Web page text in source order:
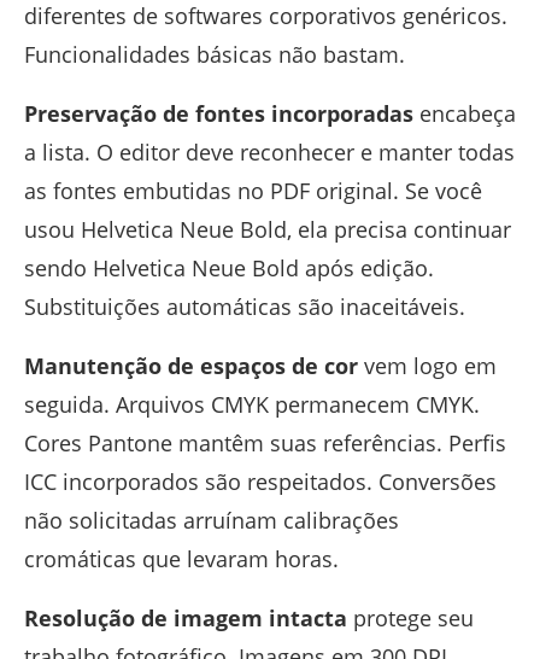
diferentes de softwares corporativos genéricos.
Funcionalidades básicas não bastam.
Preservação de fontes incorporadas encabeça
a lista. O editor deve reconhecer e manter todas
as fontes embutidas no PDF original. Se você
usou Helvetica Neue Bold, ela precisa continuar
sendo Helvetica Neue Bold após edição.
Substituições automáticas são inaceitáveis.
Manutenção de espaços de cor vem logo em
seguida. Arquivos CMYK permanecem CMYK.
Cores Pantone mantêm suas referências. Perfis
ICC incorporados são respeitados. Conversões
não solicitadas arruínam calibrações
cromáticas que levaram horas.
Resolução de imagem intacta protege seu